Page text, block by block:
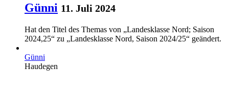
Günni 11. Juli 2024
Hat den Titel des Themas von „Landesklasse Nord; Saison
2024,25“ zu „Landesklasse Nord, Saison 2024/25“ geändert.
Günni
Haudegen